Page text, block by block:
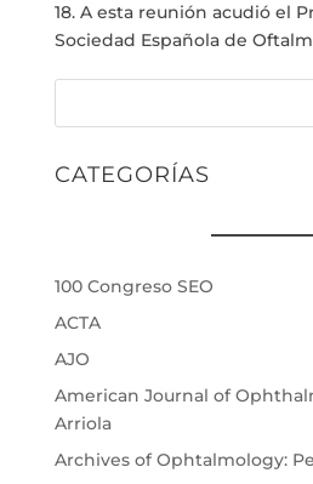
18. A esta reunión acudió el
Sociedad Española de
CATEGORÍAS
100 Congreso SEO
ACTA
AJO
American Journal of
Arriola
Archives of Ophtalmology: